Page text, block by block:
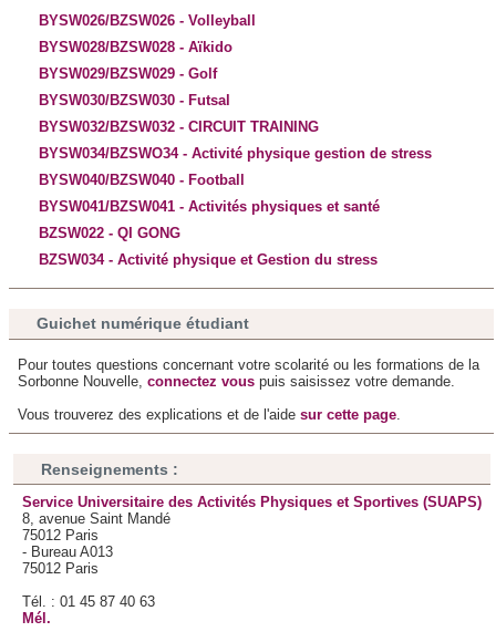
médias sociaux et d'analyser notre trafic. Nous
ont collectées lors de votre utilisation de leurs services.
BYSW026/BZSW026 - Volleyball
BYSW028/BZSW028 - Aïkido
BYSW029/BZSW029 - Golf
BYSW030/BZSW030 - Futsal
BYSW032/BZSW032 - CIRCUIT TRAINING
BYSW034/BZSWO34 - Activité physique gestion de stress
BYSW040/BZSW040 - Football
BYSW041/BZSW041 - Activités physiques et santé
BZSW022 - QI GONG
BZSW034 - Activité physique et Gestion du stress
Guichet numérique étudiant
Pour toutes questions concernant votre scolarité ou les formations de la
Sorbonne Nouvelle, connectez vous puis saisissez votre demande.
Vous trouverez des explications et de l'aide sur cette page.
Renseignements :
Service Universitaire des Activités Physiques et Sportives (SUAPS)
8, avenue Saint Mandé
75012 Paris
- Bureau A013
75012 Paris
Tél. : 01 45 87 40 63
Mél.